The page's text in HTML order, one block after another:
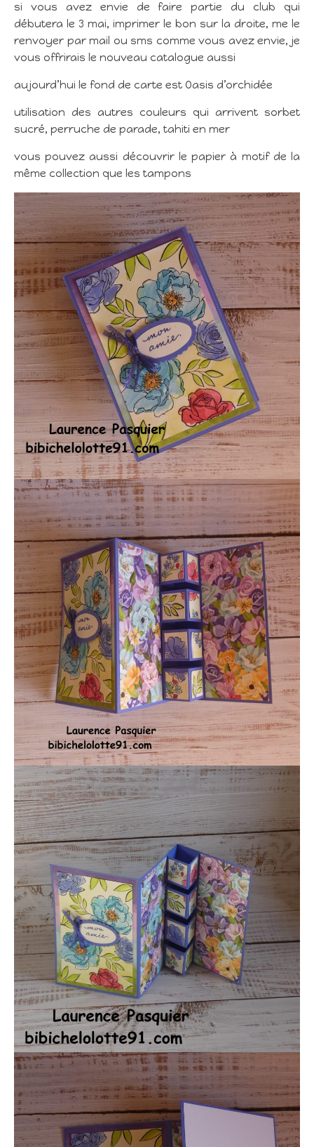
si vous avez envie de faire partie du club qui
débutera le 3 mai, imprimer le bon sur la droite, me le
renvoyer par mail ou sms comme vous avez envie, je
vous offrirais le nouveau catalogue aussi
aujourd’hui le fond de carte est Oasis d’orchidée
utilisation des autres couleurs qui arrivent sorbet
sucré, perruche de parade, tahiti en mer
vous pouvez aussi découvrir le papier à motif de la
même collection que les tampons